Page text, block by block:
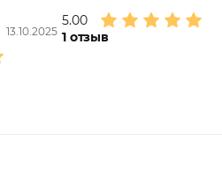
5.00
1отзыв
13.10.2025